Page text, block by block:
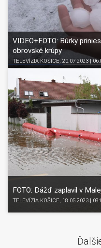
VIDEO+FOTO: Búrky
obrovské krúpy
TELEVÍZIA KOŠICE, 20.07.2023 |
FOTO: Dážď zaplavil v
TELEVÍZIA KOŠICE, 18.05.2023 |